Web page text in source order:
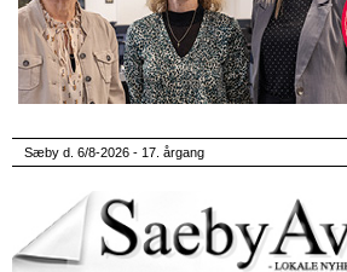
Sæby d. 6/8-2026 - 17. årgang